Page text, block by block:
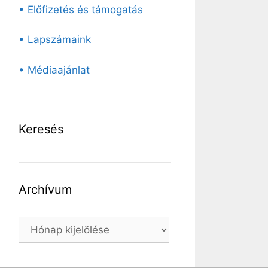
• Előfizetés és támogatás
• Lapszámaink
• Médiaajánlat
Keresés
Archívum
Archívum